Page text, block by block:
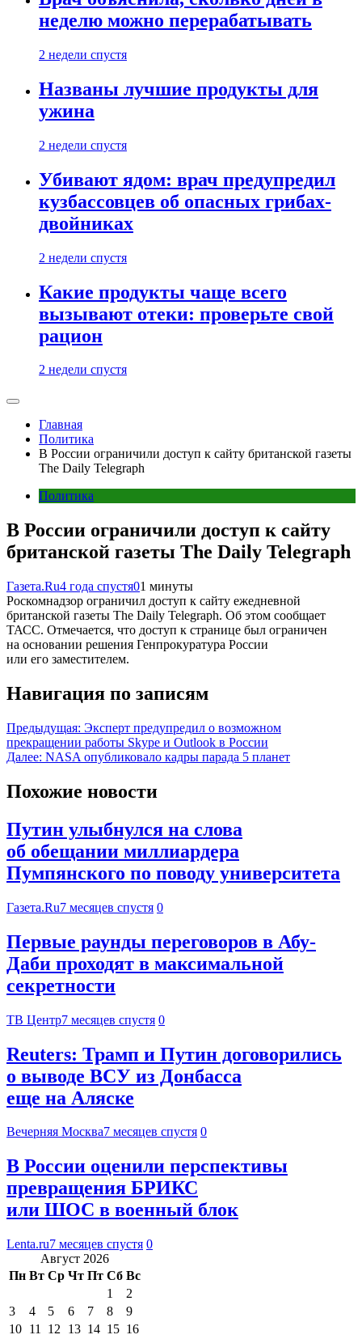
неделю можно перерабатывать
2 недели спустя
Названы лучшие продукты для
ужина
2 недели спустя
Убивают ядом: врач предупредил
кузбассовцев об опасных грибах-
двойниках
2 недели спустя
Какие продукты чаще всего
вызывают отеки: проверьте свой
рацион
2 недели спустя
Главная
Политика
В России ограничили доступ к сайту британской газеты
The Daily Telegraph
Политика
В России ограничили доступ к сайту
британской газеты The Daily Telegraph
Газета.Ru4 года спустя01 минуты
Роскомнадзор ограничил доступ к сайту ежедневной
британской газеты The Daily Telegraph. Об этом сообщает
ТАСС. Отмечается, что доступ к странице был ограничен
на основании решения Генпрокуратура России
или его заместителем.
Навигация по записям
Предыдущая: Эксперт предупредил о возможном
прекращении работы Skype и Outlook в России
Далее: NASA опубликовало кадры парада 5 планет
Похожие новости
Путин улыбнулся на слова
об обещании миллиардера
Пумпянского по поводу университета
Газета.Ru7 месяцев спустя 0
Первые раунды переговоров в Абу-
Даби проходят в максимальной
секретности
ТВ Центр7 месяцев спустя 0
Reuters: Трамп и Путин договорились
о выводе ВСУ из Донбасса
еще на Аляске
Вечерняя Москва7 месяцев спустя 0
В России оценили перспективы
превращения БРИКС
или ШОС в военный блок
Lenta.ru7 месяцев спустя 0
Август 2026
Пн Вт Ср Чт Пт Сб Вс
1
2
3
4 5 6 7 8
9
10 11 12 13 14 15 16